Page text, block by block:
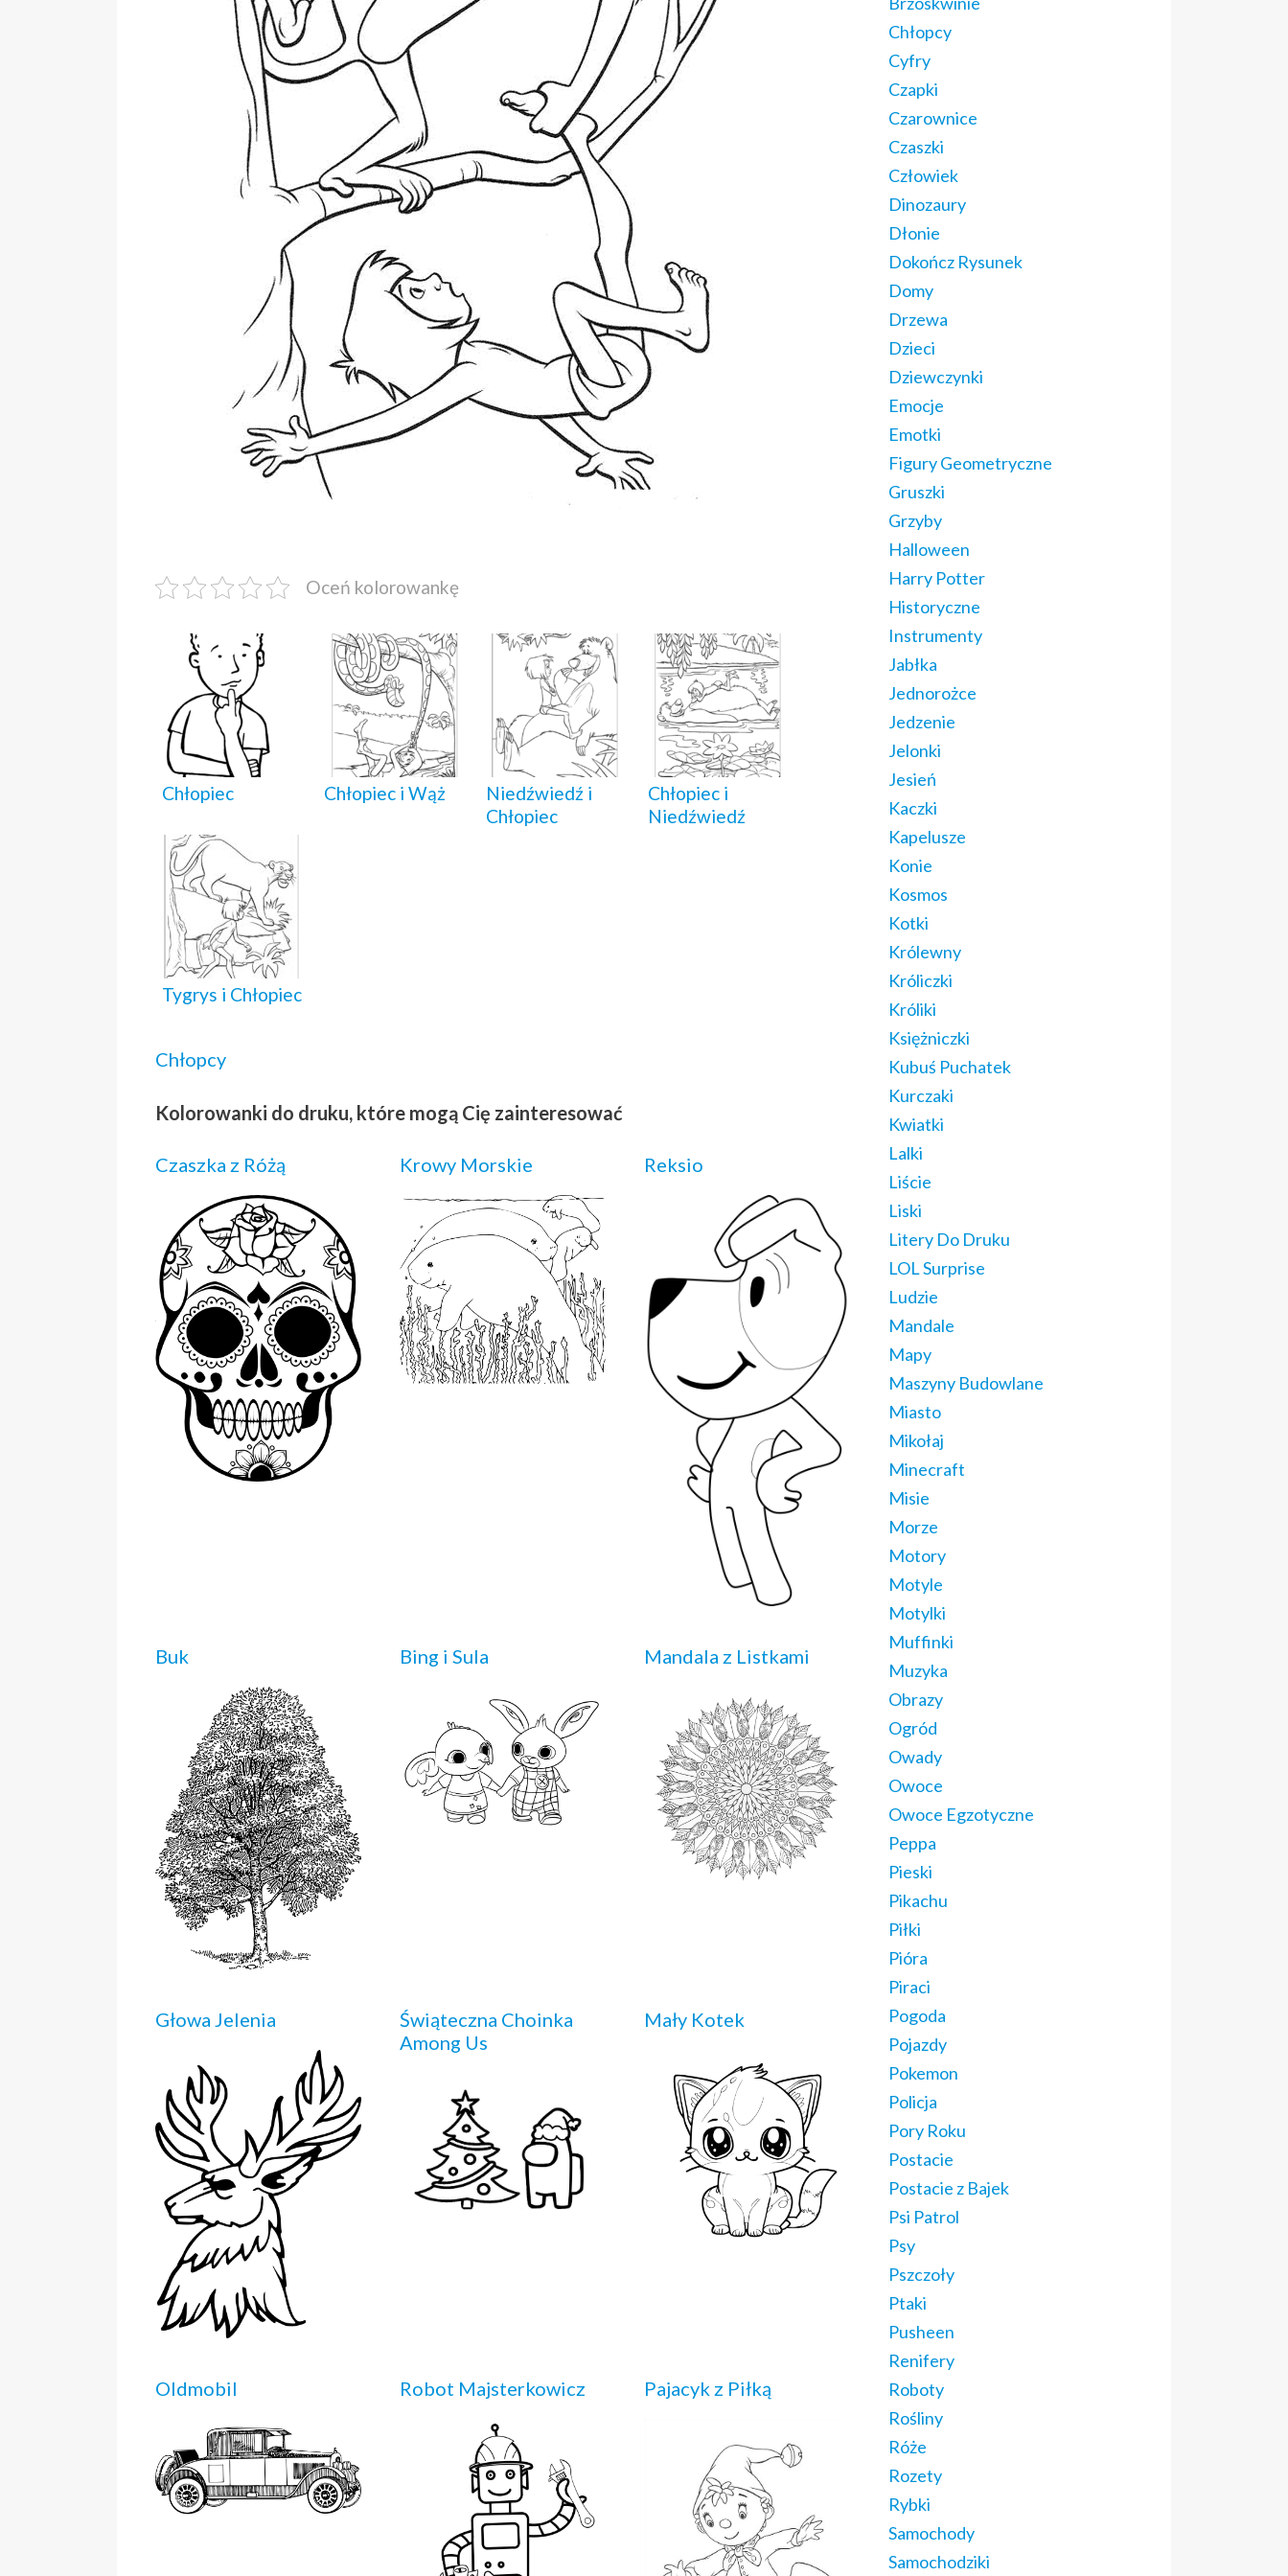
Oceń kolorowankę
Chłopiec Chłopiec i Wąż
Niedźwiedź i
Chłopiec
Chłopiec i
Niedźwiedź
Tygrys i Chłopiec
Chłopcy
Kolorowanki do druku, które mogą Cię zainteresować
Czaszka z Różą Krowy Morskie Reksio
Buk Bing i Sula Mandala z Listkami
Głowa Jelenia
Świąteczna Choinka
Among Us
Mały Kotek
Oldmobil Robot Majsterkowicz Pajacyk z Piłką
Chłopcy
Cyfry
Czapki
Czarownice
Czaszki
Człowiek
Dinozaury
Dłonie
Dokończ Rysunek
Domy
Drzewa
Dzieci
Dziewczynki
Emocje
Emotki
Figury Geometryczne
Gruszki
Grzyby
Halloween
Harry Potter
Historyczne
Instrumenty
Jabłka
Jednorożce
Jedzenie
Jelonki
Jesień
Kaczki
Kapelusze
Konie
Kosmos
Kotki
Królewny
Króliczki
Króliki
Księżniczki
Kubuś Puchatek
Kurczaki
Kwiatki
Lalki
Liście
Liski
Litery Do Druku
LOL Surprise
Ludzie
Mandale
Mapy
Maszyny Budowlane
Miasto
Mikołaj
Minecraft
Misie
Morze
Motory
Motyle
Motylki
Muffinki
Muzyka
Obrazy
Ogród
Owady
Owoce
Owoce Egzotyczne
Peppa
Pieski
Pikachu
Piłki
Pióra
Piraci
Pogoda
Pojazdy
Pokemon
Policja
Pory Roku
Postacie
Postacie z Bajek
Psi Patrol
Psy
Pszczoły
Ptaki
Pusheen
Renifery
Roboty
Rośliny
Róże
Rozety
Rybki
Samochody
Samochodziki